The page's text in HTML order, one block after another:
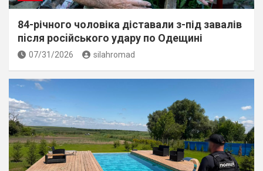
84-річного чоловіка діставали з-під завалів
пiсля росiйського удару по Одещині
07/31/2026 silahromad